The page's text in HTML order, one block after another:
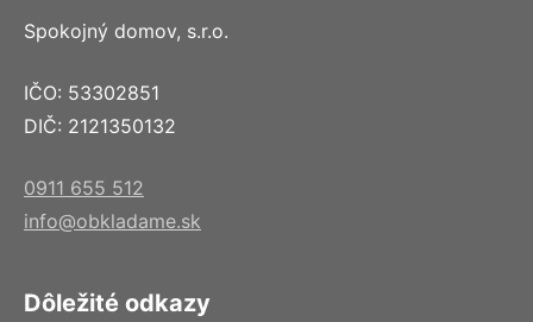
Spokojný domov, s.r.o.
IČO: 53302851
DIČ: 2121350132
0911 655 512
info@obkladame.sk
Dôležité odkazy